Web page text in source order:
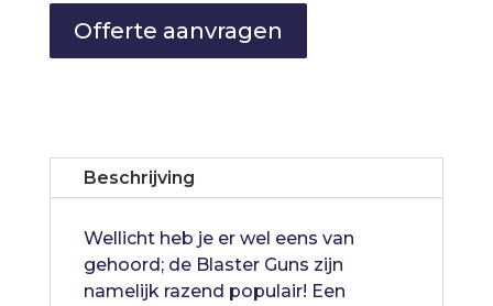
Offerte aanvragen
Beschrijving
Wellicht heb je er wel eens van
gehoord; de Blaster Guns zijn
namelijk razend populair! Een